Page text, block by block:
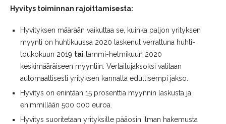
Hyvitys toiminnan rajoittamisesta:
Hyvityksen määrään vaikuttaa se, kuinka paljon yrityksen
myynti on huhtikuussa 2020 laskenut verrattuna huhti-
toukokuun 2019 tai tammi-helmikuun 2020
keskimääräiseen myyntiin. Vertailujaksoksi valitaan
automaattisesti yrityksen kannalta edullisempi jakso.
Hyvitys on enintään 15 prosenttia myynnin laskusta ja
enimmillään 500 000 euroa.
Hyvitys suoritetaan yrityksille pääosin ilman hakemusta